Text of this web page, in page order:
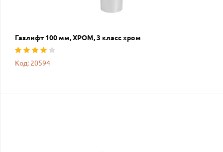
Газлифт 100 мм, ХРОМ, 3 класс хром
Код: 20594